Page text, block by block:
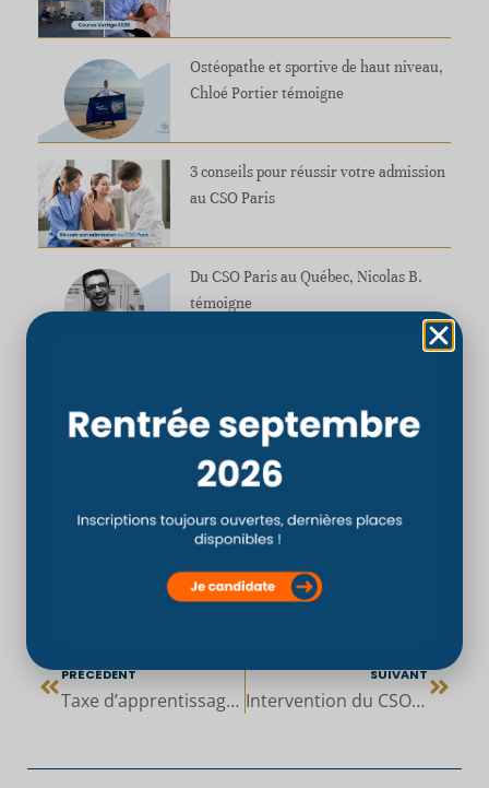
Ostéopathe et sportive de haut niveau,
Chloé Portier témoigne
3 conseils pour réussir votre admission
au CSO Paris
Du CSO Paris au Québec, Nicolas B.
témoigne
Partager :
PRÉCÉDENT
Taxe d’apprentissage pour le CSO Paris
SUIVANT
Intervention du CSO au Marathon de Paris 2022